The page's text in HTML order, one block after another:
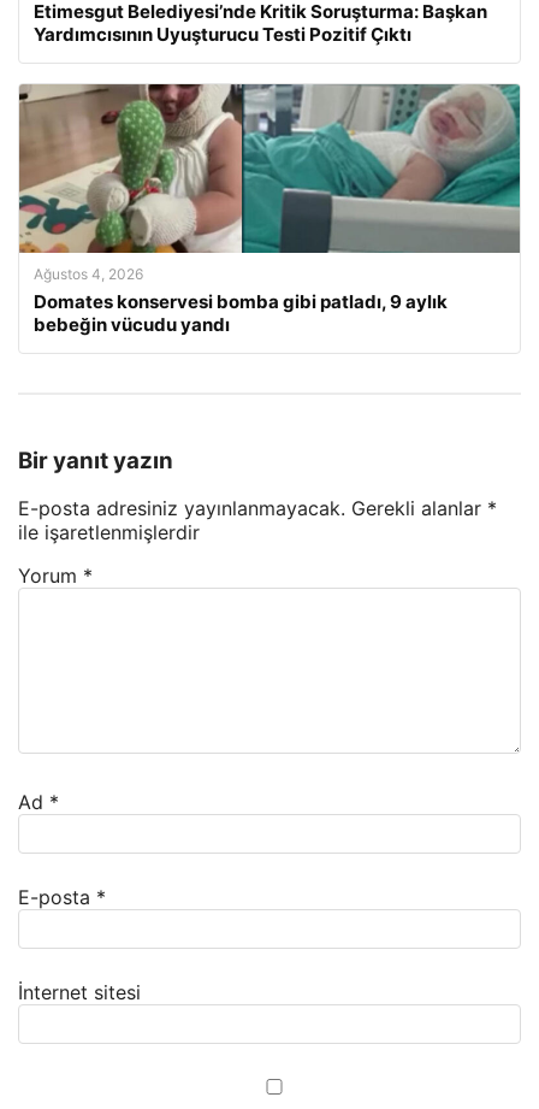
Etimesgut Belediyesi’nde Kritik Soruşturma: Başkan
Yardımcısının Uyuşturucu Testi Pozitif Çıktı
Ağustos 4, 2026
Domates konservesi bomba gibi patladı, 9 aylık
bebeğin vücudu yandı
Bir yanıt yazın
E-posta adresiniz yayınlanmayacak. Gerekli alanlar *
ile işaretlenmişlerdir
Yorum *
Ad *
E-posta *
İnternet sitesi